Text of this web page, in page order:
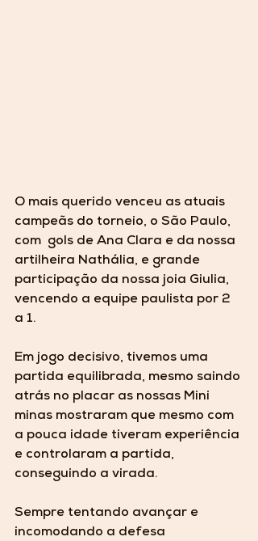
O mais querido venceu as atuais
campeãs do torneio, o São Paulo,
com  gols de Ana Clara e da nossa
artilheira Nathália, e grande
participação da nossa joia Giulia,
vencendo a equipe paulista por 2
a 1.
Em jogo decisivo, tivemos uma
partida equilibrada, mesmo saindo
atrás no placar as nossas Mini
minas mostraram que mesmo com
a pouca idade tiveram experiência
e controlaram a partida,
conseguindo a virada.
Sempre tentando avançar e
incomodando a defesa